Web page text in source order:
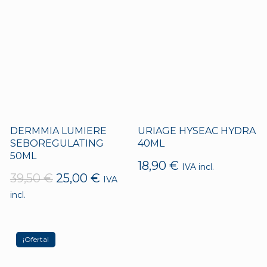
DERMMIA LUMIERE
SEBOREGULATING
50ML
39,50€ El
39,50 €.
25,00 €El
IVA
incl.
URIAGE HYSEAC HYDRA
40ML
18,90 € IVA incl.
¡Oferta!